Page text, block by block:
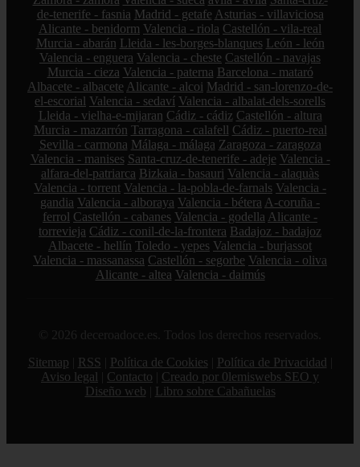
de-tenerife - fasnia Madrid - getafe Asturias - villaviciosa
Alicante - benidorm Valencia - riola Castellón - vila-real
Murcia - abarán Lleida - les-borges-blanques León - león
Valencia - enguera Valencia - cheste Castellón - navajas
Murcia - cieza Valencia - paterna Barcelona - mataró
Albacete - albacete Alicante - alcoi Madrid - san-lorenzo-de-
el-escorial Valencia - sedaví Valencia - albalat-dels-sorells
Lleida - vielha-e-mijaran Cádiz - cádiz Castellón - altura
Murcia - mazarrón Tarragona - calafell Cádiz - puerto-real
Sevilla - carmona Málaga - málaga Zaragoza - zaragoza
Valencia - manises Santa-cruz-de-tenerife - adeje Valencia -
alfara-del-patriarca Bizkaia - basauri Valencia - alaquàs
Valencia - torrent Valencia - la-pobla-de-farnals Valencia -
gandia Valencia - alboraya Valencia - bétera A-coruña -
ferrol Castellón - cabanes Valencia - godella Alicante -
torrevieja Cádiz - conil-de-la-frontera Badajoz - badajoz
Albacete - hellín Toledo - yepes Valencia - burjassot
Valencia - massanassa Castellón - segorbe Valencia - oliva
Alicante - altea Valencia - daimús
© 2026 deceroadoce.es. Todos los derechos reservados.
Sitemap
RSS Política de Cookies Política de Privacidad
Aviso legal
Contacto
Creado por 0lemiswebs SEO y
Diseño web
Libro sobre Cabañuelas